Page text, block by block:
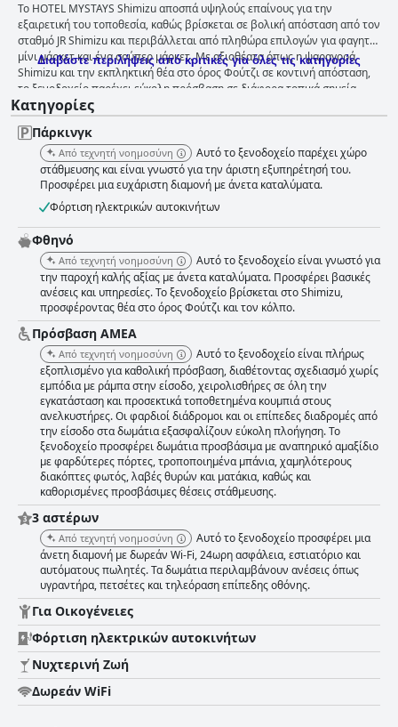
Το HOTEL MYSTAYS Shimizu αποσπά υψηλούς επαίνους για την
εξαιρετική του τοποθεσία, καθώς βρίσκεται σε βολική απόσταση από τον
σταθμό JR Shimizu και περιβάλλεται από πληθώρα επιλογών για φαγητό,
μίνι μάρκετ και ένα σούπερ μάρκετ. Με αξιοθέατα όπως η ψαραγορά
Shimizu και την εκπληκτική θέα στο όρος Φούτζι σε κοντινή απόσταση,
το ξενοδοχείο παρέχει εύκολη πρόσβαση σε διάφορα τοπικά σημεία
ενδιαφέροντος. Το ξενοδοχείο φημίζεται για τη συνολική του
καθαριότητα, τα άνετα δωμάτια και την άμεση και εξυπηρετική
εξυπηρέτηση του προσωπικού, καθιστώντας το κορυφαία επιλογή για
ταξιδιώτες που επιθυμούν να εξερευνήσουν το Shimizu. Το πρωινό που
προσφέρεται στο HOTEL MYSTAYS Shimizu αποτελεί ένα ξεχωριστό
χαρακτηριστικό, ενθουσιάζοντας τους επισκέπτες με τις νόστιμες και
άφθονες επιλογές του, συμπεριλαμβανομένης μιας ποικιλίας τοπικών
φαγητών και επιλογών φιλικών προς τους χορτοφάγους. Το καθημερινά
μεταβαλλόμενο μενού προσθέτει μια πολυτελή πινελιά, προσφέροντας
ένα πλούσιο και χορταστικό ξεκίνημα της ημέρας. Παρά κάποια μικρά
ζητήματα με την αναπλήρωση, η ποιότητα και η ποικιλία του πρωινού
μπουφέ έχουν επισημανθεί θετικά από πολλούς. Τα δωμάτια του
ξενοδοχείου εκτιμώνται γενικά για την καθαριότητα και την άνεσή τους.
Η ξεχωριστή διάταξη μπάνιου και τουαλέτας είναι ένα βολικό
χαρακτηριστικό, και οι καλά οργανωμένες ανέσεις και οι κομψοί
εσωτερικοί χώροι συμβάλλουν σε μια ευχάριστη διαμονή. Ενώ τα τυπικά
δωμάτια μπορεί να φαίνονται στενά για μεγαλύτερες ομάδες,
θεωρούνται επαρκώς ευρύχωρα σε σύγκριση με τα τυπικά ιαπωνικά
ξενοδοχεία. Η εγγύτητα στον σταθμό του μετρό ενισχύει την αξία της
εμπειρίας, καθιστώντας τα δωμάτια μια ικανοποιητική επιλογή για τους
επισκέπτες. Το ξενοδοχείο διαπρέπει στην καθαριότητα με καλά
συντηρημένες εγκαταστάσεις και τακτοποιημένα δωμάτια που
σημειώνονται συχνά από τους επισκέπτες. Αν και υπάρχουν
περιστασιακές αναφορές για μικρά ζητήματα καθαριότητας, όπως σκόνη
και ανεπαρκής καθαρισμός κάτω από τα κρεβάτια, η συνολική εντύπωση
καθαριότητας και άνεσης παραμένει θετική. Το λόμπι του ξενοδοχείου
και οι ανέσεις ενισχύουν περαιτέρω την ποιότητα της διαμονής. Το
προσωπικό στο HOTEL MYSTAYS Shimizu λαμβάνει σταθερά επαίνους
για την εξαιρετική εξυπηρέτηση και τη φιλικότητά του. Οι επισκέπτες
επαινούν το προσωπικό για τις γρήγορες απαντήσεις, την προσοχή και
την ευγένειά του, βελτιώνοντας σημαντικά τη συνολική εμπειρία των
επισκεπτών. Η θετική στάση και η προθυμία να βοηθήσουν δημιουργούν
ένα φιλόξενο περιβάλλον για τους επισκέπτες. Η στάθμευση στο
ξενοδοχείο είναι γενικά βολική, με έναν κύριο χώρο στάθμευσης σε
κοντινή απόσταση και αρκετές φθηνές επιλογές στάθμευσης με κέρματα.
Αν και οι περιορισμένες θέσεις στάθμευσης στο ξενοδοχείο μπορεί να
αποτελούν μειονέκτημα, οι χρήσιμες οδηγίες του προσωπικού για
εναλλακτικούς χώρους στάθμευσης διασφαλίζουν ότι οι επισκέπτες
Διαβάστε περιλήψεις από κριτικές για όλες τις κατηγορίες
Κατηγορίες
Πάρκινγκ
Από τεχνητή νοημοσύνη
Αυτό το ξενοδοχείο παρέχει χώρο
στάθμευσης και είναι γνωστό για την άριστη εξυπηρέτησή του.
Προσφέρει μια ευχάριστη διαμονή με άνετα καταλύματα.
Φόρτιση ηλεκτρικών αυτοκινήτων
Φθηνό
Από τεχνητή νοημοσύνη
Αυτό το ξενοδοχείο είναι γνωστό για
την παροχή καλής αξίας με άνετα καταλύματα. Προσφέρει βασικές
ανέσεις και υπηρεσίες. Το ξενοδοχείο βρίσκεται στο Shimizu,
προσφέροντας θέα στο όρος Φούτζι και τον κόλπο.
Πρόσβαση ΑΜΕΑ
Από τεχνητή νοημοσύνη
Αυτό το ξενοδοχείο είναι πλήρως
εξοπλισμένο για καθολική πρόσβαση, διαθέτοντας σχεδιασμό χωρίς
εμπόδια με ράμπα στην είσοδο, χειρολισθήρες σε όλη την
εγκατάσταση και προσεκτικά τοποθετημένα κουμπιά στους
ανελκυστήρες. Οι φαρδιοί διάδρομοι και οι επίπεδες διαδρομές από
την είσοδο στα δωμάτια εξασφαλίζουν εύκολη πλοήγηση. Το
ξενοδοχείο προσφέρει δωμάτια προσβάσιμα με αναπηρικό αμαξίδιο
με φαρδύτερες πόρτες, τροποποιημένα μπάνια, χαμηλότερους
διακόπτες φωτός, λαβές θυρών και ματάκια, καθώς και
καθορισμένες προσβάσιμες θέσεις στάθμευσης.
3 αστέρων
Από τεχνητή νοημοσύνη
Αυτό το ξενοδοχείο προσφέρει μια
άνετη διαμονή με δωρεάν Wi-Fi, 24ωρη ασφάλεια, εστιατόριο και
αυτόματους πωλητές. Τα δωμάτια περιλαμβάνουν ανέσεις όπως
υγραντήρα, πετσέτες και τηλεόραση επίπεδης οθόνης.
Για Οικογένειες
Φόρτιση ηλεκτρικών αυτοκινήτων
Νυχτερινή Ζωή
Δωρεάν WiFi